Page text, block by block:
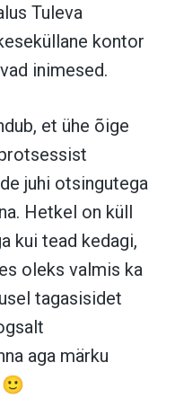
Tuleva
kontor
inimesed.
et ühe õige
juhi otsingutega
Hetkel on küll
kui tead kedagi,
oleks valmis ka
tagasisidet
aga märku
🙂